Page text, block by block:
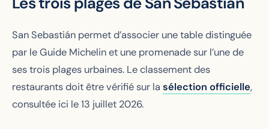
San Sebastián permet d’associer une table distinguée
par le Guide Michelin et une promenade sur l’une de
ses trois plages urbaines. Le classement des
restaurants doit être vérifié sur la sélection officielle,
consultée ici le 13 juillet 2026.